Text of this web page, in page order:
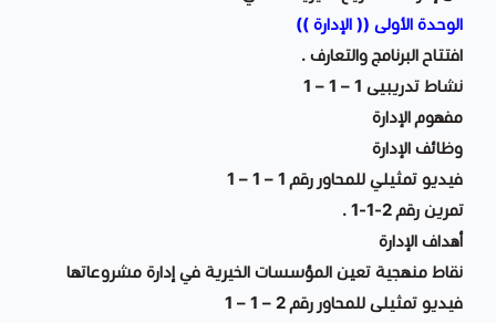
الوحدة الأولى (( الإدارة ))
افتتاح البرنامج والتعارف .
نشاط تدريبيى 1 – 1 – 1
مفهوم الإدارة
وظائف الإدارة
فيديو تمثيلي للمحاور رقم 1 – 1 – 1
تمرين رقم 2-1-1 .
أهداف الإدارة
نقاط منهجية تعين المؤسسات الخيرية في إدارة مشروعاتها
فيديو تمثيلى للمحاور رقم 2 – 1 – 1